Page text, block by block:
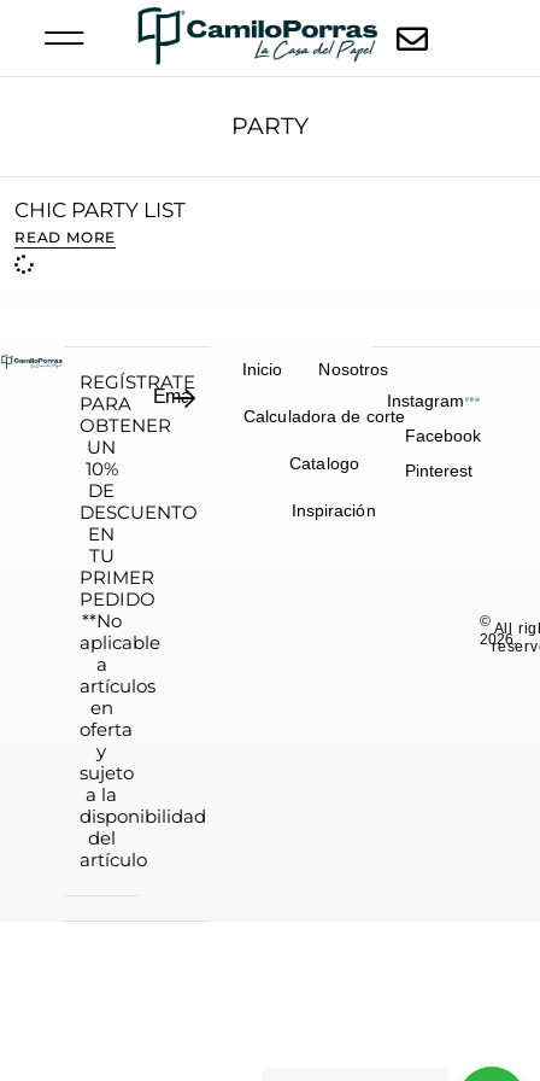
PARTY
CHIC PARTY LIST
READ MORE
REGÍSTRATE
PARA
OBTENER
UN
10%
DE
DESCUENTO
EN
TU
PRIMER
PEDIDO
**No
aplicable
a
artículos
en
oferta
y
sujeto
a la
disponibilidad
del
artículo
Inicio Nosotros
Calculadora de corte
Catalogo
Inspiración
©
2026.
All
Instagram
Facebook
Pinterest